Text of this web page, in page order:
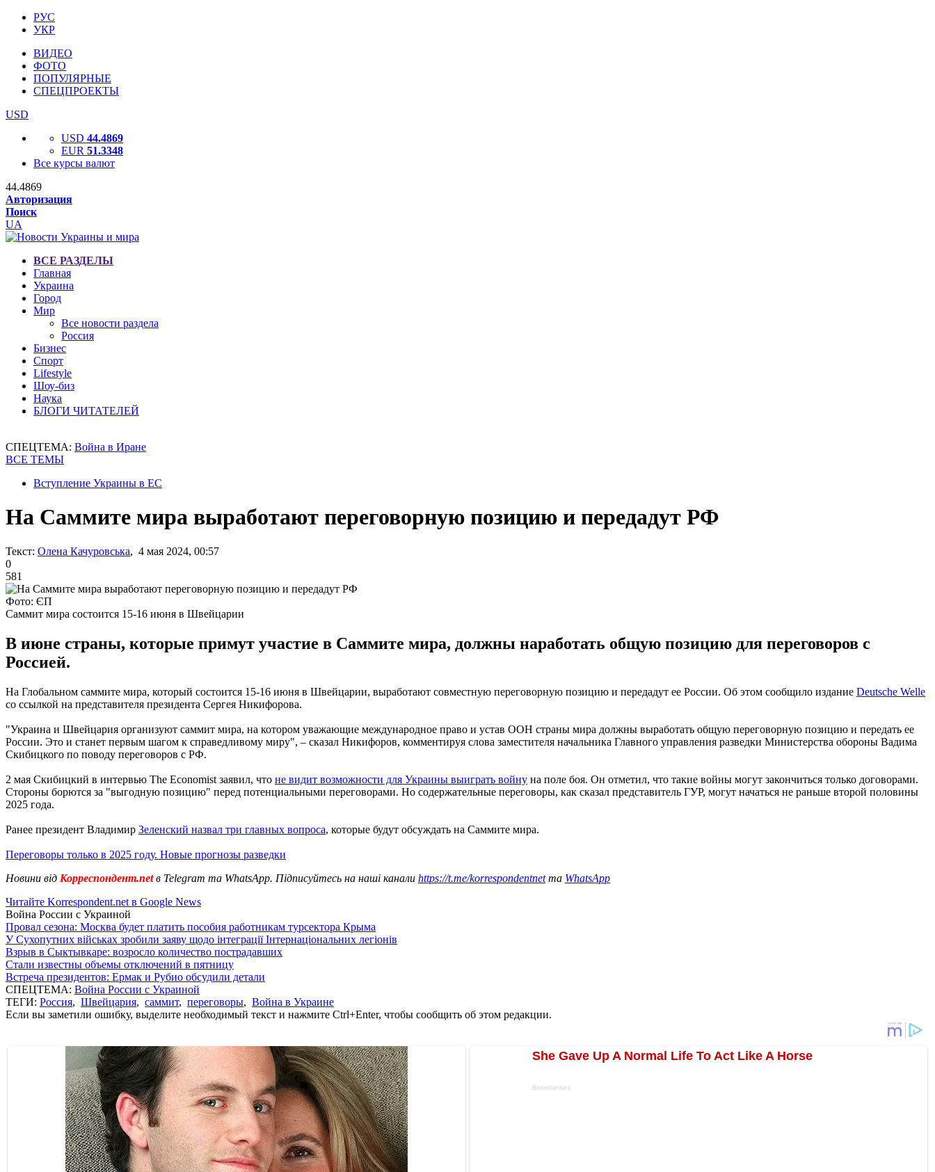
РУС
УКР
ВИДЕО
ФОТО
ПОПУЛЯРНЫЕ
СПЕЦПРОЕКТЫ
USD
USD 44.4869
EUR 51.3348
Все курсы валют
44.4869
Авторизация
Поиск
UA
ВСЕ РАЗДЕЛЫ
Главная
Украина
Город
Мир
Все новости раздела
Россия
Бизнес
Спорт
Lifestyle
Шоу-биз
Наука
БЛОГИ ЧИТАТЕЛЕЙ
СПЕЦТЕМА: Война в Иране
ВСЕ ТЕМЫ
Вступление Украины в ЕС
На Саммите мира выработают переговорную позицию и передадут РФ
Текст: Олена Качуровська, 4 мая 2024, 00:57
0
581
Фото: ЄП
Саммит мира состоится 15-16 июня в Швейцарии
В июне страны, которые примут участие в Саммите мира, должны наработать общую позицию для переговоров с
Россией.
На Глобальном саммите мира, который состоится 15-16 июня в Швейцарии, выработают совместную переговорную позицию и передадут ее России. Об этом сообщило издание Deutsche Welle
со ссылкой на представителя президента Сергея Никифорова.
"Украина и Швейцария организуют саммит мира, на котором уважающие международное право и устав ООН страны мира должны выработать общую переговорную позицию и передать ее
России. Это и станет первым шагом к справедливому миру", – сказал Никифоров, комментируя слова заместителя начальника Главного управления разведки Министерства обороны Вадима
Скибицкого по поводу переговоров с РФ.
2 мая Скибицкий в интервью The Economist заявил, что не видит возможности для Украины выиграть войну на поле боя. Он отметил, что такие войны могут закончиться только договорами.
Стороны борются за "выгодную позицию" перед потенциальными переговорами. Но содержательные переговоры, как сказал представитель ГУР, могут начаться не раньше второй половины
2025 года.
Ранее президент Владимир Зеленский назвал три главных вопроса, которые будут обсуждать на Саммите мира.
Переговоры только в 2025 году. Новые прогнозы разведки
Новини від Корреспондент.netв Telegram та WhatsApp. Підписуйтесь на наші канали https://t.me/korrespondentnetта WhatsApp
Читайте Korrespondent.net в Google News
Война России с Украиной
Провал сезона: Москва будет платить пособия работникам турсектора Крыма
У Сухопутних військах зробили заяву щодо інтеграції Інтернаціональних легіонів
Взрыв в Сыктывкаре: возросло количество пострадавших
Стали известны объемы отключений в пятницу
Встреча президентов: Ермак и Рубио обсудили детали
СПЕЦТЕМА: Война России с Украиной
ТЕГИ: Россия, Швейцария, саммит, переговоры, Война в Украине
Если вы заметили ошибку, выделите необходимый текст и нажмите Ctrl+Enter, чтобы сообщить об этом редакции.